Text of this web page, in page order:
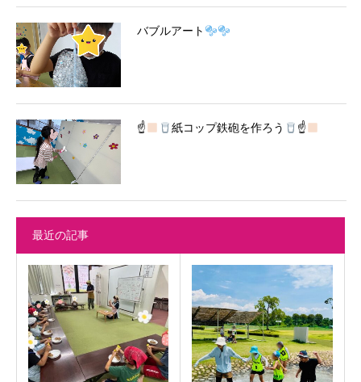
バブルアート
☝ 紙コップ鉄砲を作ろう ☝
最近の記事